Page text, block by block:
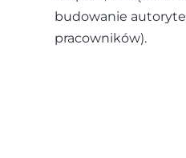
budowanie
pracowników).